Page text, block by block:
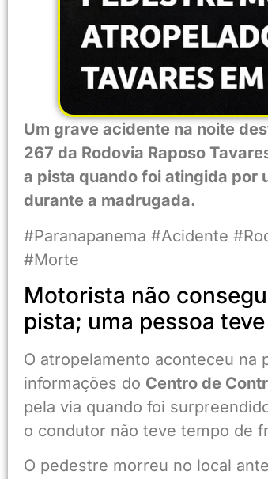
Um grave acidente na noite
267 da Rodovia Raposo
a pista quando foi atingida por
durante a madrugada.
#Paranapanema #Acidente
#Morte
Motorista não
pista; uma pessoa
O atropelamento aconteceu na
informações do Centro de
pela via quando foi
o condutor não teve tempo de
O pedestre morreu no local